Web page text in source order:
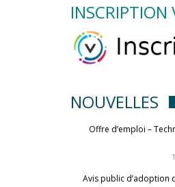
INSCRIPTION
NOUVELLES
Offre d’emploi –
Avis public d’adoption